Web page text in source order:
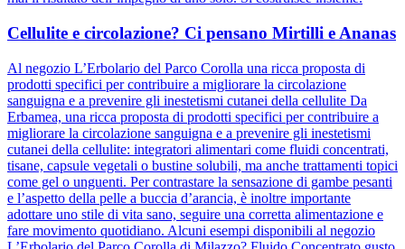
Cellulite e circolazione? Ci pensano Mirtilli e Ananas
Al negozio L’Erbolario del Parco Corolla una ricca proposta di
prodotti specifici per contribuire a migliorare la circolazione
sanguigna e a prevenire gli inestetismi cutanei della cellulite Da
Erbamea, una ricca proposta di prodotti specifici per contribuire a
migliorare la circolazione sanguigna e a prevenire gli inestetismi
cutanei della cellulite: integratori alimentari come fluidi concentrati,
tisane, capsule vegetali o bustine solubili, ma anche trattamenti topici
come gel o unguenti. Per contrastare la sensazione di gambe pesanti
e l’aspetto della pelle a buccia d’arancia, è inoltre importante
adottare uno stile di vita sano, seguire una corretta alimentazione e
fare movimento quotidiano. Alcuni esempi disponibili al negozio